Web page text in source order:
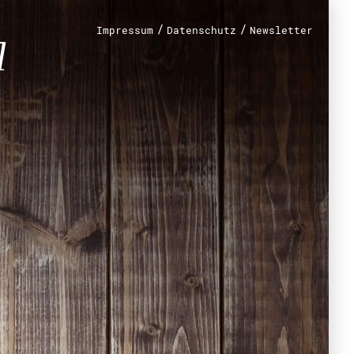
Impressum / Datenschutz / Newsletter